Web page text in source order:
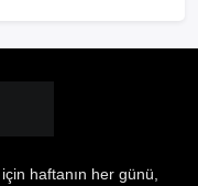
haftanın her günü,